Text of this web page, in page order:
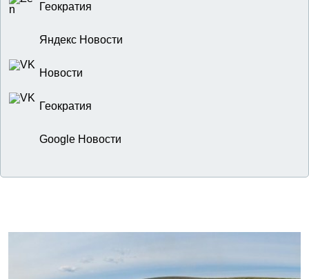
Геократия
Яндекс Новости
Новости
Геократия
Google Новости